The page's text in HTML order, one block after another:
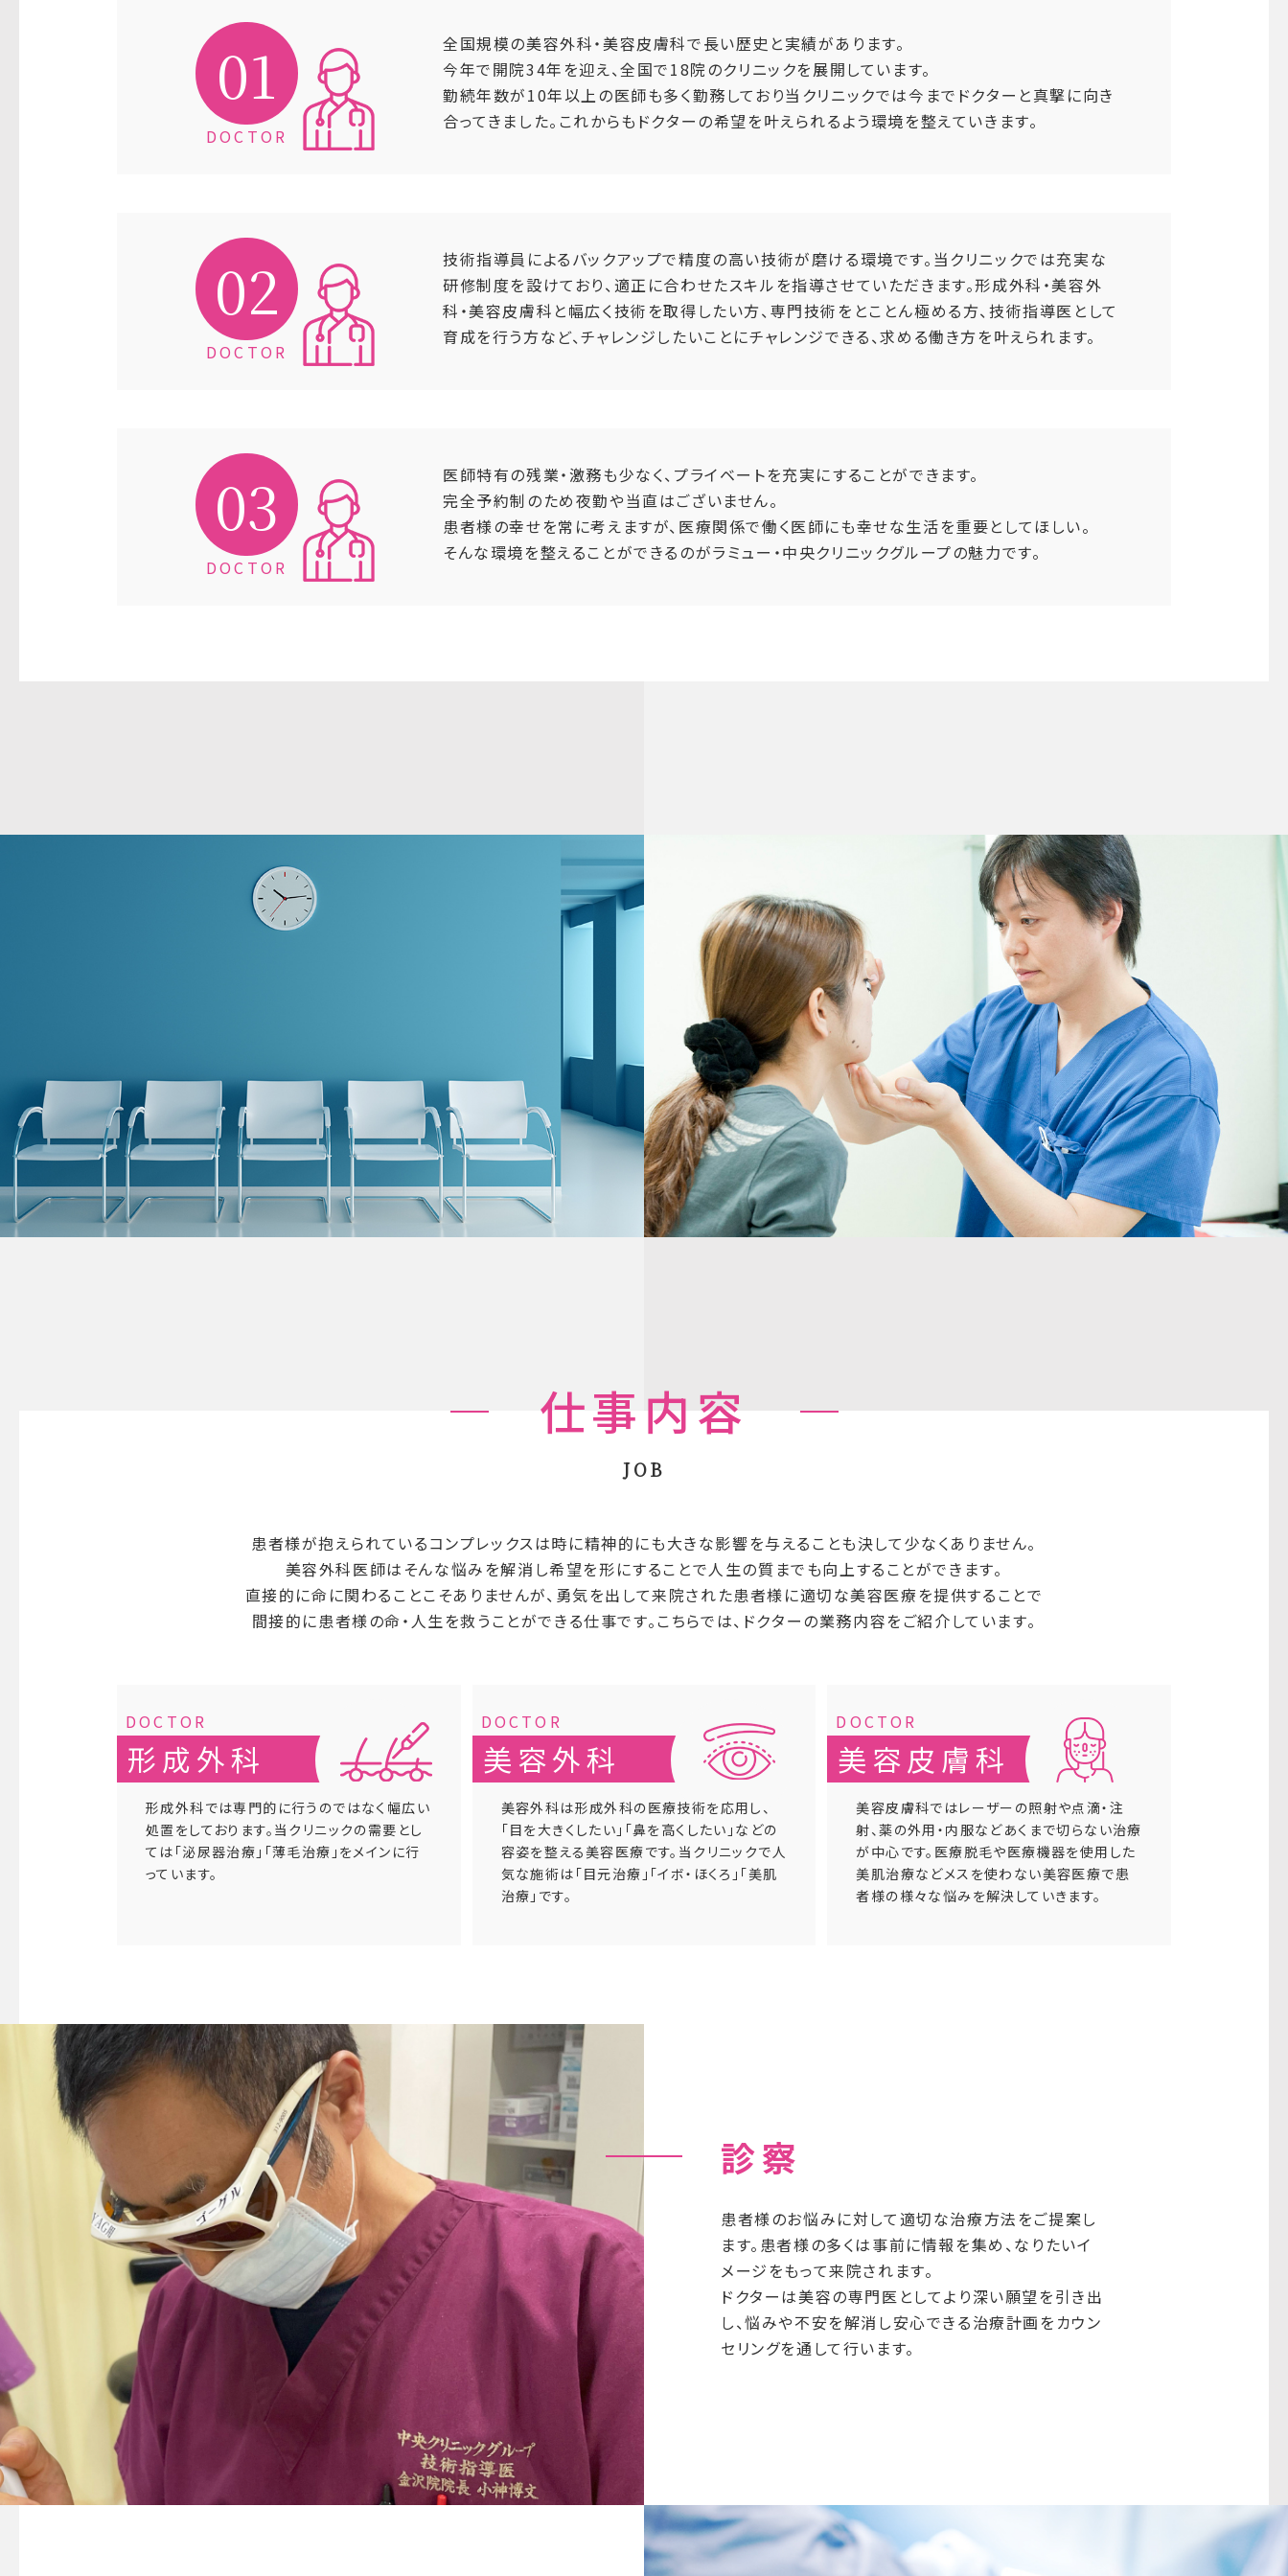
全国規模の美容外科・美容皮膚科で長い歴史と実績があります。
今年で開院34年を迎え、全国で18院のクリニックを展開しています。
勤続年数が10年以上の医師も多く勤務しており当クリニックでは今までドクターと真撃に向き
合ってきました。これからもドクターの希望を叶えられるよう環境を整えていきます。
技術指導員によるバックアップで精度の高い技術が磨ける環境です。当クリニックでは充実な
研修制度を設けており、適正に合わせたスキルを指導させていただきます。形成外科・美容外
科・美容皮膚科と幅広く技術を取得したい方、専門技術をとことん極める方、技術指導医として
育成を行う方など、チャレンジしたいことにチャレンジできる、求める働き方を叶えられます。
医師特有の残業・激務も少なく、プライベートを充実にすることができます。
完全予約制のため夜勤や当直はございません。
患者様の幸せを常に考えますが、医療関係で働く医師にも幸せな生活を重要としてほしい。
そんな環境を整えることができるのがラミュー・中央クリニックグループの魅力です。
仕事内容
JOB
患者様が抱えられているコンプレックスは時に精神的にも大きな影響を与えることも決して少なくありません。
美容外科医師はそんな悩みを解消し希望を形にすることで人生の質までも向上することができます。
直接的に命に関わることこそありませんが、勇気を出して来院された患者様に適切な美容医療を提供することで
間接的に患者様の命 ・人生を救うことができる仕事です。 こちらでは、ドクターの業務内容をご紹介しています。
形成外科
形成外科では専門的に行うのではなく幅広い
処置をしております。当クリニックの需要とし
ては「泌尿器治療」「薄毛治療」をメインに行
っています。
美容外科
美容外科は形成外科の医療技術を応用し、
「目を大きくしたい」「鼻を高くしたい」などの
容姿を整える美容医療です。当クリニックで人
気な施術は「目元治療」「イボ・ほくろ」「美肌
治療」です。
美容皮膚科
美容皮膚科ではレーザーの照射や点滴・注
射、薬の外用・内服などあくまで切らない治療
が中心です。医療脱毛や医療機器を使用した
美肌治療などメスを使わない美容医療で患
者様の様々な悩みを解決していきます。
診察
患者様のお悩みに対して適切な治療方法をご提案し
ます。患者様の多くは事前に情報を集め、なりたいイ
メージをもって来院されます。
ドクターは美容の専門医としてより深い願望を引き出
し、悩みや不安を解消し安心できる治療計画をカウン
セリングを通して行います。